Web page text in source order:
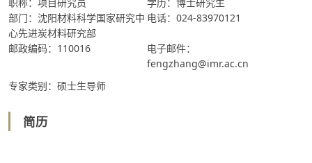
部门：沈阳材料科学国家研究中
心先进炭材料研究部
电话：024-83970121
邮政编码：110016
电子邮件：
fengzhang@imr.ac.cn
专家类别：硕士生导师
简历